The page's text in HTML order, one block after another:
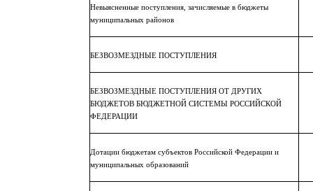
Невыясненные поступления, зачисляемые в бюджеты
муниципальных районов
БЕЗВОЗМЕЗДНЫЕ ПОСТУПЛЕНИЯ
БЕЗВОЗМЕЗДНЫЕ ПОСТУПЛЕНИЯ ОТ ДРУГИХ
БЮДЖЕТОВ БЮДЖЕТНОЙ СИСТЕМЫ РОССИЙСКОЙ
ФЕДЕРАЦИИ
Дотации бюджетам субъектов Российской Федерации и
муниципальных образований